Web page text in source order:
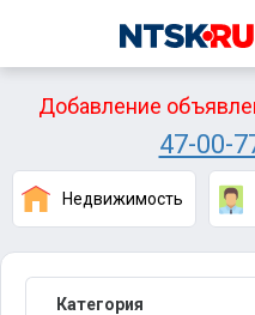
Добавление
47-00-
Недвижимость
Категория